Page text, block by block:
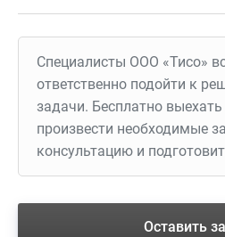
Специалисты ООО «Тисо»
ответственно подойти к
задачи. Бесплатно
произвести необходимые
консультацию и
Оставить